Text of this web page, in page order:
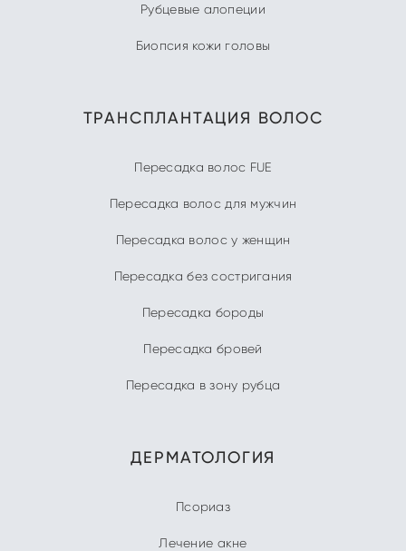
Рубцевые алопеции
Биопсия кожи головы
ТРАНСПЛАНТАЦИЯ ВОЛОС
Пересадка волос FUE
Пересадка волос для мужчин
Пересадка волос у женщин
Пересадка без состригания
Пересадка бороды
Пересадка бровей
Пересадка в зону рубца
ДЕРМАТОЛОГИЯ
Псориаз
Лечение акне